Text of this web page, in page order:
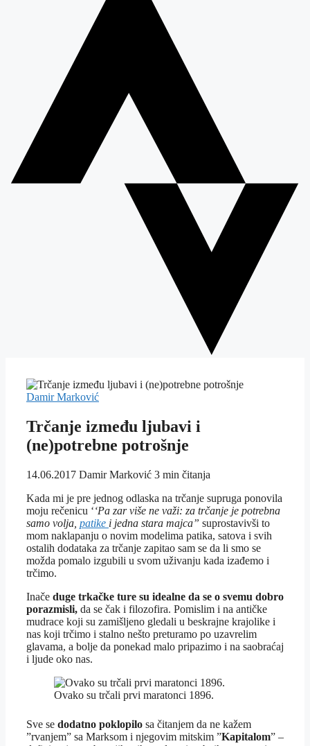
Damir Marković
Trčanje između ljubavi i
(ne)potrebne potrošnje
14.06.2017 Damir Marković 3 min čitanja
Kada mi je pre jednog odlaska na trčanje supruga ponovila
moju rečenicu ‘‘Pa zar više ne važi: za trčanje je potrebna
samo volja, patike i jedna stara majca” suprostavivši to
mom naklapanju o novim modelima patika, satova i svih
ostalih dodataka za trčanje zapitao sam se da li smo se
možda pomalo izgubili u svom uživanju kada izađemo i
trčimo.
Inače duge trkačke ture su idealne da se o svemu dobro
porazmisli, da se čak i filozofira. Pomislim i na antičke
mudrace koji su zamišljeno gledali u beskrajne krajolike i
nas koji trčimo i stalno nešto preturamo po uzavrelim
glavama, a bolje da ponekad malo pripazimo i na saobraćaj
i ljude oko nas.
Ovako su trčali prvi maratonci 1896.
Sve se dodatno poklopilo sa čitanjem da ne kažem
”rvanjem” sa Marksom i njegovim mitskim ”Kapitalom” –